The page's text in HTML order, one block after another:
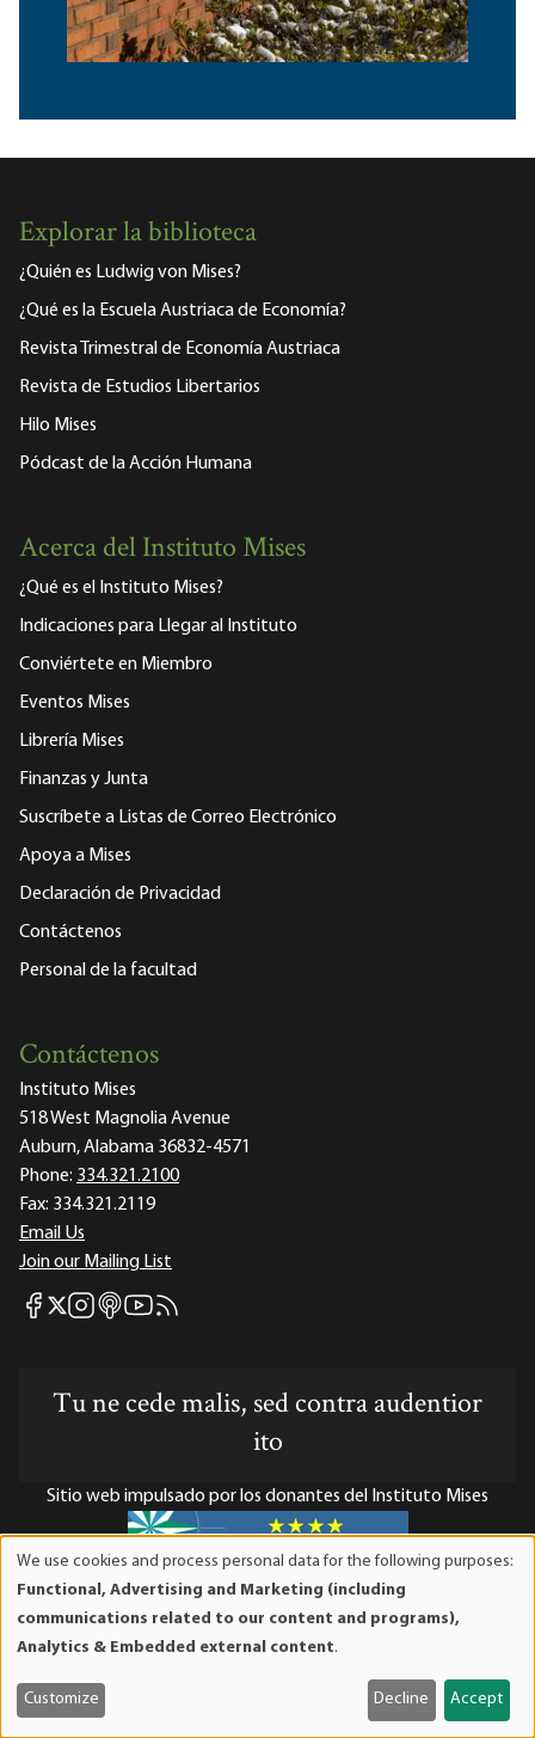
Explorar la biblioteca
¿Quién es Ludwig von Mises?
¿Qué es la Escuela Austriaca de Economía?
Revista Trimestral de Economía Austriaca
Revista de Estudios Libertarios
Hilo Mises
Pódcast de la Acción Humana
Acerca del Instituto Mises
¿Qué es el Instituto Mises?
Indicaciones para Llegar al Instituto
Conviértete en Miembro
Eventos Mises
Librería Mises
Finanzas y Junta
Suscríbete a Listas de Correo Electrónico
Apoya a Mises
Declaración de Privacidad
Contáctenos
Personal de la facultad
Contáctenos
Instituto Mises
518 West Magnolia Avenue
Auburn, Alabama 36832-4571
Phone: 334.321.2100
Fax: 334.321.2119
Email Us
Join our Mailing List
Mises Facebook
Mises X
Mises Instagram
Mises itunes
Mises Youtube
Mises RSS feed
Tu ne cede malis, sed contra audentior
ito
Sitio web impulsado por los donantes del Instituto Mises
El Instituto Mises es una organización sin fines de lucro 501(c)(3)
exenta de impuestos. Las contribuciones son deducibles de
impuestos en la máxima medida que lo permita la ley. ID Fiscal:
and
cookies
We use cookies and process personal data for the following purposes:
Functional, Advertising and Marketing (including
communications related to our content and programs),
Analytics & Embedded external content.
Customize Decline Accept